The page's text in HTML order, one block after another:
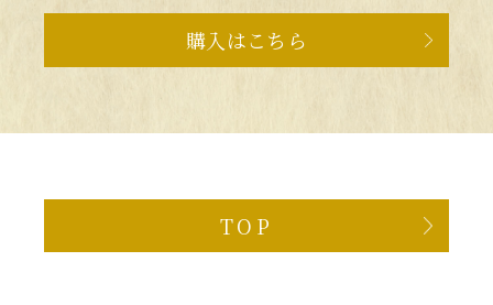
購入はこちら
TOP